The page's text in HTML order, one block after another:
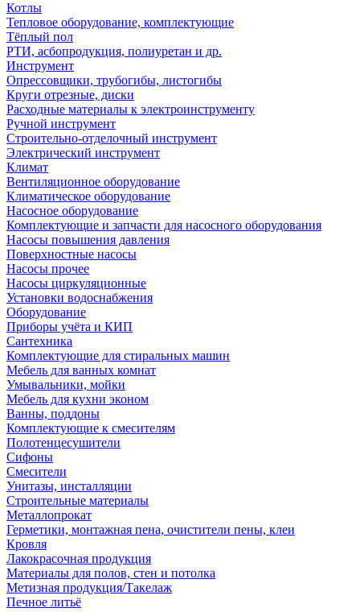
Котлы
Тепловое оборудование, комплектующие
Тёплый пол
РТИ, асбопродукция, полиуретан и др.
Инструмент
Опрессовщики, трубогибы, листогибы
Круги отрезные, диски
Расходные материалы к электроинструменту
Ручной инструмент
Строительно-отделочный инструмент
Электрический инструмент
Климат
Вентиляционное оборудование
Климатическое оборудование
Насосное оборудование
Комплектующие и запчасти для насосного оборудования
Насосы повышения давления
Поверхностные насосы
Насосы прочее
Насосы циркуляционные
Установки водоснабжения
Оборудование
Приборы учёта и КИП
Сантехника
Комплектующие для стиральных машин
Мебель для ванных комнат
Умывальники, мойки
Мебель для кухни эконом
Ванны, поддоны
Комплектующие к смесителям
Полотенцесушители
Сифоны
Смесители
Унитазы, инсталляции
Строительные материалы
Металлопрокат
Герметики, монтажная пена, очистители пены, клеи
Кровля
Лакокрасочная продукция
Материалы для полов, стен и потолка
Метизная продукция/Такелаж
Печное литьё